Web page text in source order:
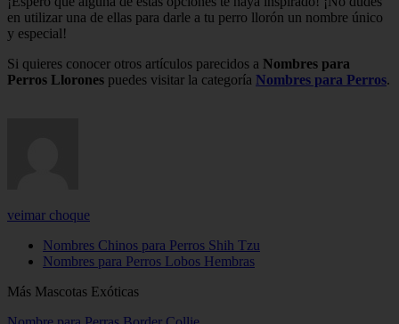
en utilizar una de ellas para darle a tu perro llorón un nombre único
y especial!
Si quieres conocer otros artículos parecidos a Nombres para
Perros Llorones puedes visitar la categoría Nombres para Perros.
veimar choque
Nombres Chinos para Perros Shih Tzu
Nombres para Perros Lobos Hembras
Más Mascotas Exóticas